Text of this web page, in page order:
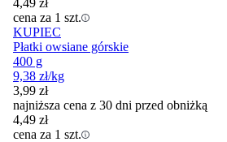
cena za 1 szt.
KUPIEC
Płatki owsiane górskie
400 g
9,38 zł/kg
3,99 zł
najniższa cena z 30 dni przed obniżką
4,49 zł
cena za 1 szt.